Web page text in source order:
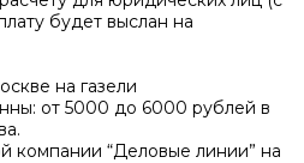
будет выслан на
на газели
от 5000 до 6000 рублей в
компании “Деловые линии” на